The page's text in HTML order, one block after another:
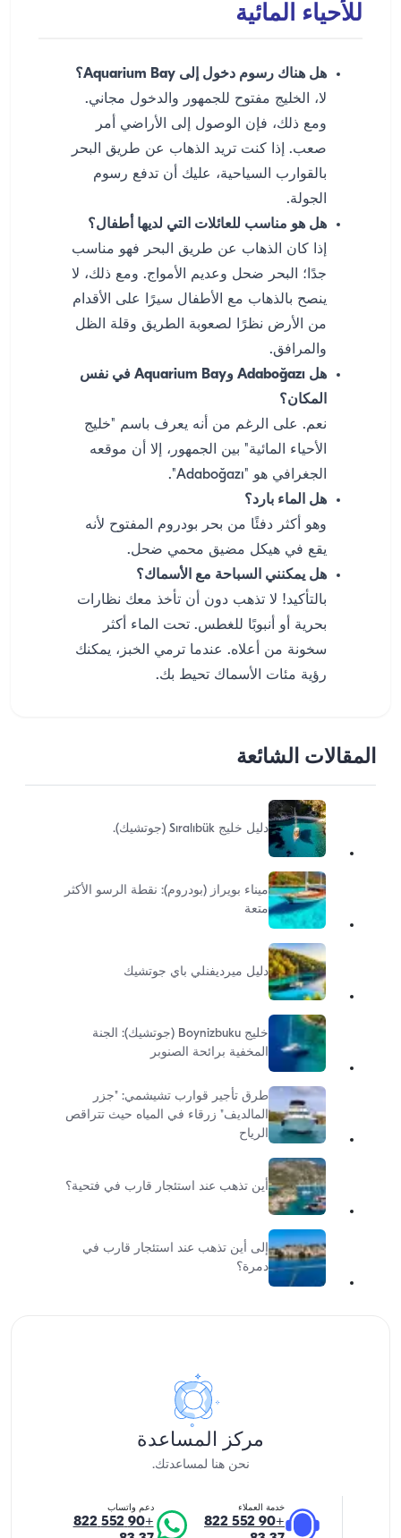
للأحياء المائية
هل هناك رسوم دخول إلى Aquarium Bay؟
لا، الخليج مفتوح للجمهور والدخول مجاني.
ومع ذلك، فإن الوصول إلى الأراضي أمر
صعب. إذا كنت تريد الذهاب عن طريق البحر
بالقوارب السياحية، عليك أن تدفع رسوم
الجولة.
هل هو مناسب للعائلات التي لديها أطفال؟
إذا كان الذهاب عن طريق البحر فهو مناسب
جدًا؛ البحر ضحل وعديم الأمواج. ومع ذلك، لا
ينصح بالذهاب مع الأطفال سيرًا على الأقدام
من الأرض نظرًا لصعوبة الطريق وقلة الظل
والمرافق.
هل Adaboğazı وAquarium Bay في نفس
المكان؟
نعم. على الرغم من أنه يعرف باسم "خليج
الأحياء المائية" بين الجمهور، إلا أن موقعه
الجغرافي هو "Adaboğazı".
هل الماء بارد؟
وهو أكثر دفئًا من بحر بودروم المفتوح لأنه
يقع في هيكل مضيق محمي ضحل.
هل يمكنني السباحة مع الأسماك؟
بالتأكيد! لا تذهب دون أن تأخذ معك نظارات
بحرية أو أنبوبًا للغطس. تحت الماء أكثر
سخونة من أعلاه. عندما ترمي الخبز، يمكنك
رؤية مئات الأسماك تحيط بك.
المقالات الشائعة
دليل خليج Sıralıbük (جوتشيك).
ميناء بويراز (بودروم): نقطة الرسو الأكثر
متعة
دليل ميرديفنلي باي جوتشيك
خليج Boynizbuku (جوتشيك): الجنة
المخفية برائحة الصنوبر
طرق تأجير قوارب تشيشمي: "جزر
المالديف" زرقاء في المياه حيث تتراقص
الرياح
أين تذهب عند استئجار قارب في فتحية؟
إلى أين تذهب عند استئجار قارب في
دمرة؟
مركز المساعدة
نحن هنا لمساعدتك.
خدمة العملاء
+90 552 822
دعم واتساب
+90 552 822